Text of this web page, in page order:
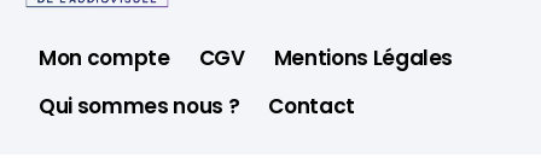
Mon compte CGV
Mentions Légales
Qui sommes nous ?
Contact